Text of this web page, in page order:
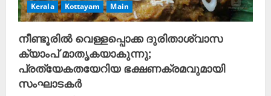
Kerala Kottayam Main
നീണ്ടൂരിൽ വെള്ളപ്പൊക്ക ദുരിതാശ്വാസ
ക്യാംപ് മാതൃകയാകുന്നു;
പ്രത്യേകതയേറിയ ഭക്ഷണക്രമവുമായി
സംഘാടകർ